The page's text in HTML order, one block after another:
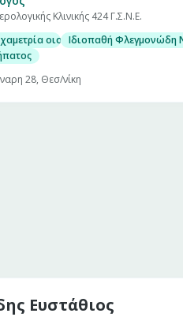
Κλινικής 424 Γ.Σ.Ν.Ε.
οισοφάγου και
Ιδιοπαθή Φλεγμονώδη
28, Θεσ/νίκη
Ευστάθιος